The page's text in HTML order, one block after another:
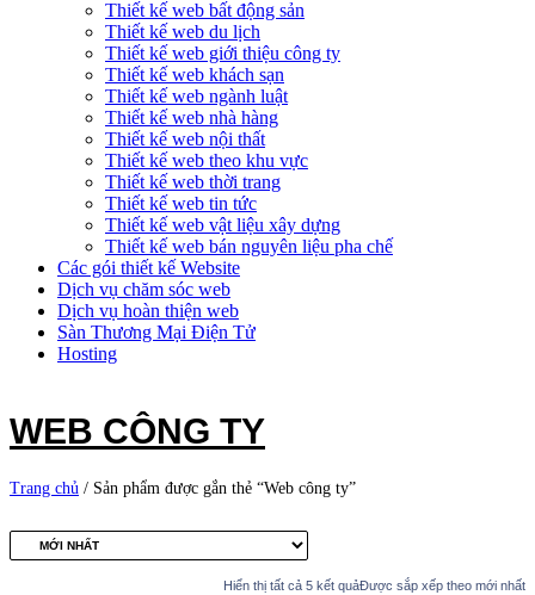
Thiết kế web bất động sản
Thiết kế web du lịch
Thiết kế web giới thiệu công ty
Thiết kế web khách sạn
Thiết kế web ngành luật
Thiết kế web nhà hàng
Thiết kế web nội thất
Thiết kế web theo khu vực
Thiết kế web thời trang
Thiết kế web tin tức
Thiết kế web vật liệu xây dựng
Thiết kế web bán nguyên liệu pha chế
Các gói thiết kế Website
Dịch vụ chăm sóc web
Dịch vụ hoàn thiện web
Sàn Thương Mại Điện Tử
Hosting
WEB CÔNG TY
Trang chủ / Sản phẩm được gắn thẻ “Web công ty”
Hiển thị tất cả 5 kết quảĐược sắp xếp theo mới nhất